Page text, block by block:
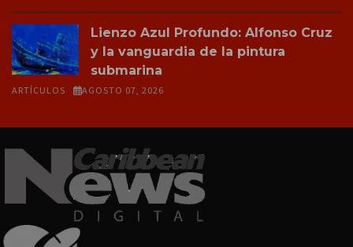
Lienzo Azul Profundo: Alfonso Cruz
y la vanguardia de la pintura
submarina
ARTÍCULOS AGOSTO 07, 2026